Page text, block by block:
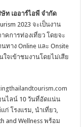
ท เออาร์ไอพี จำกัด
2023 จะเป็นงาน
คการท่องเที่ยว โดยจะ
ทาง Online และ Onsite
จเข้าชมงานโดยไม่เสีย
นไลน์ 10 วันที่อัดแน่น
โรงแรม, นำเที่ยว,
and Wellness พร้อม